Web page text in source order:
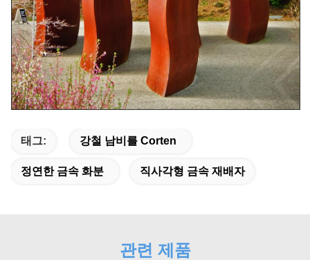
태그: 강철 남비를 Corten
정연한 금속 화분 직사각형 금속 재배자
관련 제품